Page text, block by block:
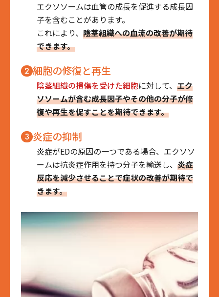
エクソソームは血管の成長を促進する成長因
子を含むことがあります。
これにより、陰茎組織への血流の改善が期待
できます。
2 細胞の修復と再生
陰茎組織の損傷を受けた細胞に対して、エク
ソソームが含む成長因子やその他の分子が修
復や再生を促すことを期待できます。
3 炎症の抑制
炎症がEDの原因の一つである場合、エクソソ
ームは抗炎症作用を持つ分子を輸送し、炎症
反応を減少させることで症状の改善が期待で
きます。